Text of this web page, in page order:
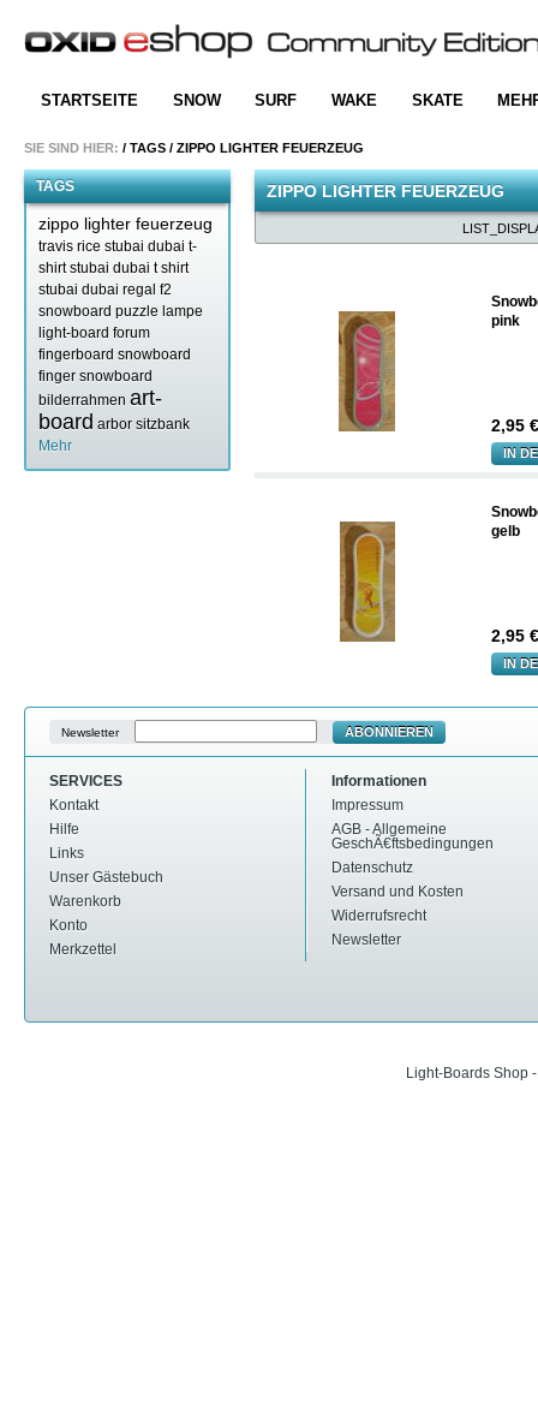
STARTSEITE SNOW SURF WAKE SKATE
SIE SIND HIER: / TAGS / ZIPPO LIGHTER FEUERZEUG
TAGS
zippo lighter feuerzeug
travis rice stubai dubai t-
shirt stubai dubai t shirt
stubai dubai regal f2
snowboard puzzle lampe
light-board forum
fingerboard snowboard
finger snowboard
bilderrahmen art-
board arbor sitzbank
Mehr
ZIPPO LIGHTER FEUERZEUG
pink
2,95
IN
gelb
2,95
IN
Newsletter ABONNIEREN
SERVICES
Kontakt
Hilfe
Links
Unser Gästebuch
Warenkorb
Konto
Merkzettel
Informationen
Impressum
AGB - Allgemeine
GeschÃ€ftsbedingungen
Datenschutz
Versand und Kosten
Widerrufsrecht
Newsletter
Light-Boards Shop